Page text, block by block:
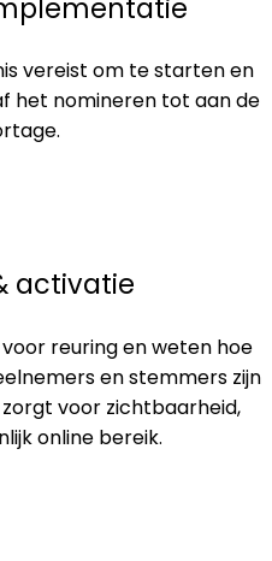
vereist om te starten en
het nomineren tot aan de
activatie
reuring en weten hoe
en stemmers zijn
voor zichtbaarheid,
online bereik.